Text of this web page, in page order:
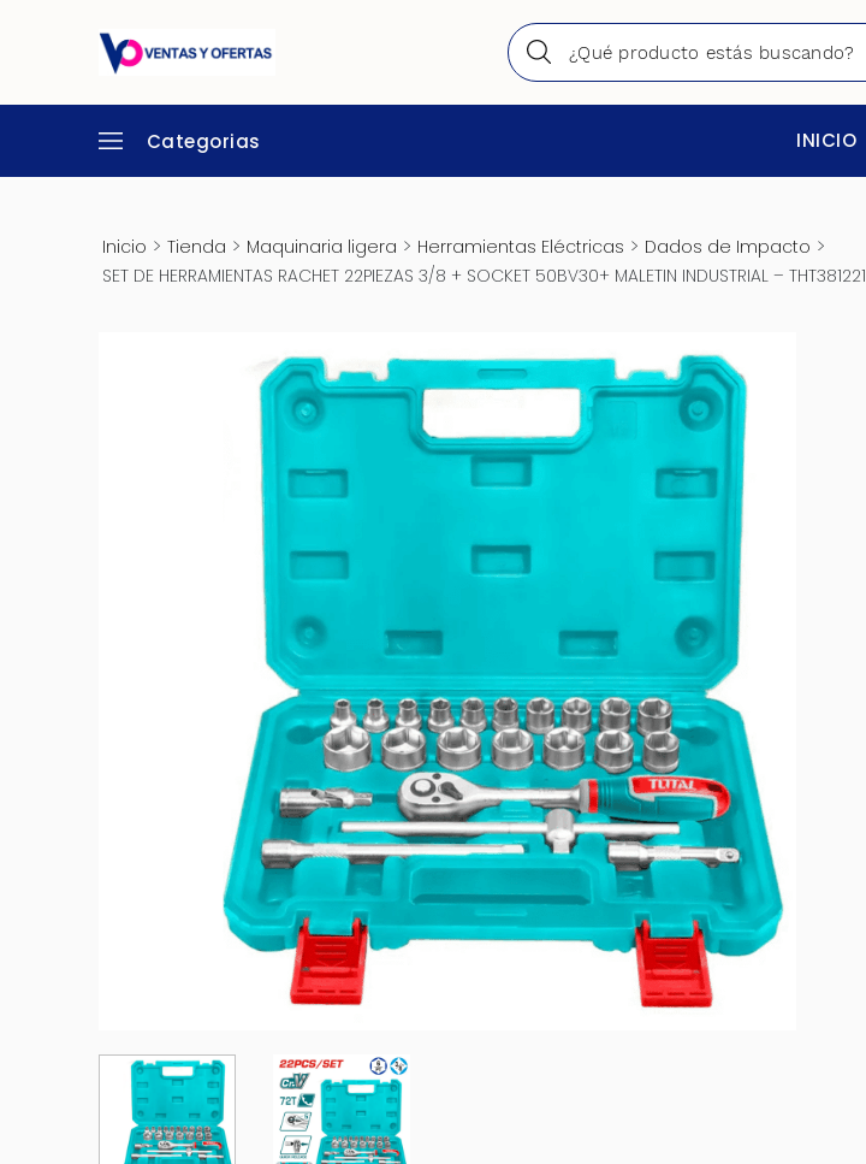
Categorias INICIO
Inicio > Tienda > Maquinaria ligera > Herramientas Eléctricas > Dados de Impacto >
SET DE HERRAMIENTAS RACHET 22PIEZAS 3/8 + SOCKET 50BV30+ MALETIN INDUSTRIAL – THT381221